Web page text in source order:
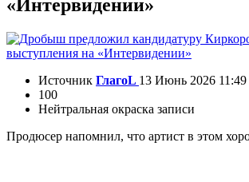
«Интервидении»
Источник ГлагоL 13 Июнь 2026 11:49
100
Нейтральная окраска записи
Продюсер напомнил, что артист в этом